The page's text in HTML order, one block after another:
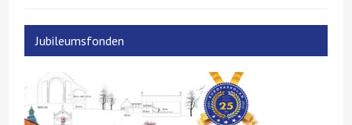
Jubileumsfonden